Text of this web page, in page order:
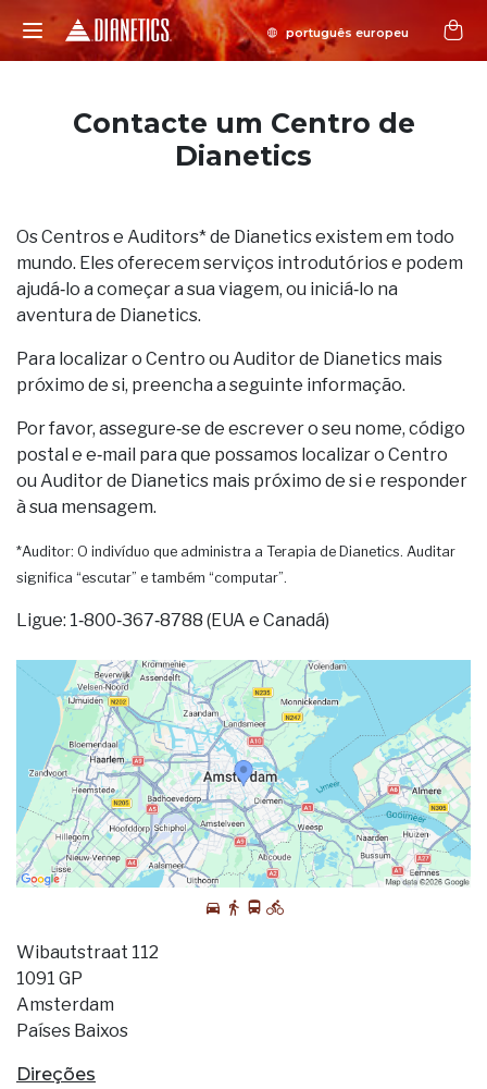
Contacte um Centro de
Dianetics
Os Centros e Auditors* de Dianetics existem em todo
mundo. Eles oferecem serviços introdutórios e podem
ajudá‑lo a começar a sua viagem, ou iniciá‑lo na
aventura de Dianetics.
Para localizar o Centro ou Auditor de Dianetics mais
próximo de si, preencha a seguinte informação.
Por favor, assegure‑se de escrever o seu nome, código
postal e e‑mail para que possamos localizar o Centro
ou Auditor de Dianetics mais próximo de si e responder
à sua mensagem.
*Auditor: O indivíduo que administra a Terapia de Dianetics. Auditar
significa “escutar” e também “computar”.
Ligue: 1‑800‑367‑8788 (EUA e Canadá)
Wibautstraat 112
1091 GP
Amsterdam
Países Baixos
Direções